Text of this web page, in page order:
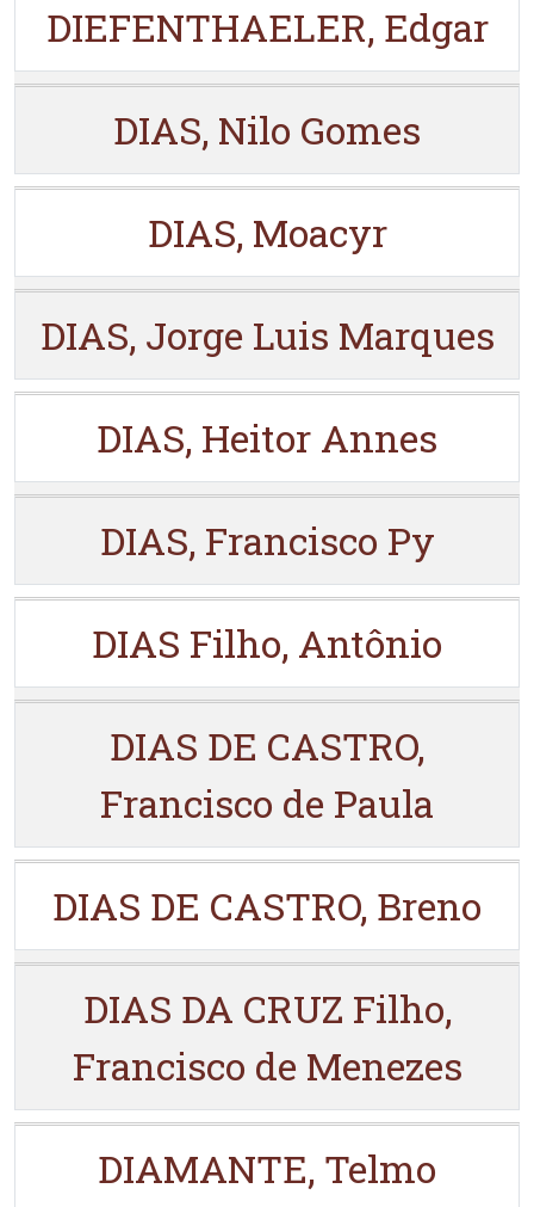
DIEFENTHAELER, Edgar
DIAS, Nilo Gomes
DIAS, Moacyr
DIAS, Jorge Luis Marques
DIAS, Heitor Annes
DIAS, Francisco Py
DIAS Filho, Antônio
DIAS DE CASTRO,
Francisco de Paula
DIAS DE CASTRO, Breno
DIAS DA CRUZ Filho,
Francisco de Menezes
DIAMANTE, Telmo